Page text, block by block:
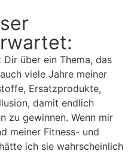
über ein Thema, das
viele Jahre meiner
Ersatzprodukte,
damit endlich
zu gewinnen. Wenn mir
meiner Fitness- und
ich sie wahrscheinlich